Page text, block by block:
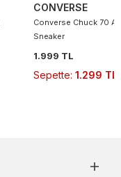
CONVERSE
Converse Chuck 70
Sneaker
1.999 TL
Sepette: 1.299 TL